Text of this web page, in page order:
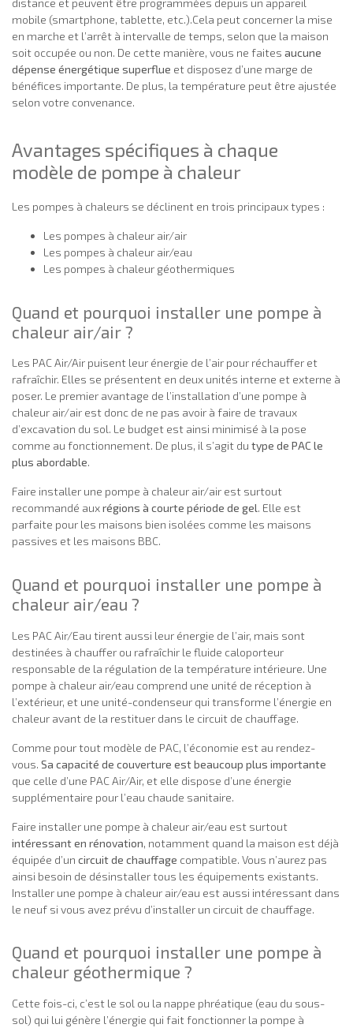
distance et peuvent être programmées depuis un appareil
mobile (smartphone, tablette, etc.).Cela peut concerner la mise
en marche et l’arrêt à intervalle de temps, selon que la maison
soit occupée ou non. De cette manière, vous ne faites aucune
dépense énergétique superflue et disposez d’une marge de
bénéfices importante. De plus, la température peut être ajustée
selon votre convenance.
Avantages spécifiques à chaque
modèle de pompe à chaleur
Les pompes à chaleurs se déclinent en trois principaux types :
Les pompes à chaleur air/air
Les pompes à chaleur air/eau
Les pompes à chaleur géothermiques
Quand et pourquoi installer une pompe à
chaleur air/air ?
Les PAC Air/Air puisent leur énergie de l’air pour réchauffer et
rafraîchir. Elles se présentent en deux unités interne et externe à
poser. Le premier avantage de l’installation d’une pompe à
chaleur air/air est donc de ne pas avoir à faire de travaux
d’excavation du sol. Le budget est ainsi minimisé à la pose
comme au fonctionnement. De plus, il s’agit du type de PAC le
plus abordable.
Faire installer une pompe à chaleur air/air est surtout
recommandé auxrégions à courte période de gel. Elle est
parfaite pour les maisons bien isolées comme les maisons
passives et les maisons BBC.
Quand et pourquoi installer une pompe à
chaleur air/eau ?
Les PAC Air/Eau tirent aussi leur énergie de l’air, mais sont
destinées à chauffer ou rafraîchir le fluide caloporteur
responsable de la régulation de la température intérieure. Une
pompe à chaleur air/eau comprend une unité de réception à
l’extérieur, et une unité-condenseur qui transforme l’énergie en
chaleur avant de la restituer dans le circuit de chauffage.
Comme pour tout modèle de PAC, l’économie est au rendez-
vous. Sa capacité de couverture est beaucoup plus importante
que celle d’une PAC Air/Air, et elle dispose d’une énergie
supplémentaire pour l’eau chaude sanitaire.
Faire installer une pompe à chaleur air/eau est surtout
intéressant en rénovation, notamment quand la maison est déjà
équipée d’un circuit de chauffage compatible. Vous n’aurez pas
ainsi besoin de désinstaller tous les équipements existants.
Installer une pompe à chaleur air/eau est aussi intéressant dans
le neuf si vous avez prévu d’installer un circuit de chauffage.
Quand et pourquoi installer une pompe à
chaleur géothermique ?
Cette fois-ci, c’est le sol ou la nappe phréatique (eau du sous-
sol) qui lui génère l’énergie qui fait fonctionner la pompe à